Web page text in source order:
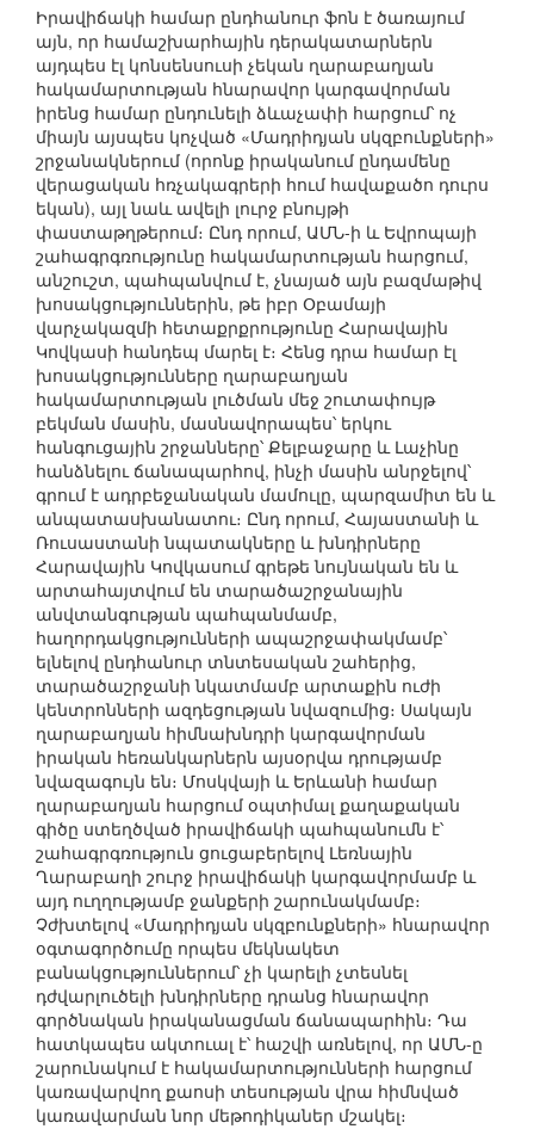
Իրավիճակի համար ընդհանուր ֆոն է ծառայում
այն, որ համաշխարհային դերակատարներն
այդպես էլ կոնսենսուսի չեկան ղարաբաղյան
հակամարտության հնարավոր կարգավորման
իրենց համար ընդունելի ձևաչափի հարցում՝ ոչ
միայն այսպես կոչված «Մադրիդյան սկզբունքների»
շրջանակներում (որոնք իրականում ընդամենը
վերացական հռչակագրերի հում հավաքածո դուրս
եկան), այլ նաև ավելի լուրջ բնույթի
փաստաթղթերում։ Ընդ որում, ԱՄՆ-ի և Եվրոպայի
շահագրգռությունը հակամարտության հարցում,
անշուշտ, պահպանվում է, չնայած այն բազմաթիվ
խոսակցություններին, թե իբր Օբամայի
վարչակազմի հետաքրքրությունը Հարավային
Կովկասի հանդեպ մարել է։ Հենց դրա համար էլ
խոսակցությունները ղարաբաղյան
հակամարտության լուծման մեջ շուտափույթ
բեկման մասին, մասնավորապես՝ երկու
հանգուցային շրջանները՝ Քելբաջարը և Լաչինը
հանձնելու ճանապարհով, ինչի մասին անրջելով՝
գրում է ադրբեջանական մամուլը, պարզամիտ են և
անպատասխանատու։ Ընդ որում, Հայաստանի և
Ռուսաստանի նպատակները և խնդիրները
Հարավային Կովկասում գրեթե նույնական են և
արտահայտվում են տարածաշրջանային
անվտանգության պահպանմամբ,
հաղորդակցությունների ապաշրջափակմամբ՝
ելնելով ընդհանուր տնտեսական շահերից,
տարածաշրջանի նկատմամբ արտաքին ուժի
կենտրոնների ազդեցության նվազումից։ Սակայն
ղարաբաղյան հիմնախնդրի կարգավորման
իրական հեռանկարներն այսօրվա դրությամբ
նվազագույն են։ Մոսկվայի և Երևանի համար
ղարաբաղյան հարցում օպտիմալ քաղաքական
գիծը ստեղծված իրավիճակի պահպանումն է՝
շահագրգռություն ցուցաբերելով Լեռնային
Ղարաբաղի շուրջ իրավիճակի կարգավորմամբ և
այդ ուղղությամբ ջանքերի շարունակմամբ։
Չժխտելով «Մադրիդյան սկզբունքների» հնարավոր
օգտագործումը որպես մեկնակետ
բանակցություններում՝ չի կարելի չտեսնել
դժվարլուծելի խնդիրները դրանց հնարավոր
գործնական իրականացման ճանապարհին։ Դա
հատկապես ակտուալ է՝ հաշվի առնելով, որ ԱՄՆ-ը
շարունակում է հակամարտությունների հարցում
կառավարվող քաոսի տեսության վրա հիմնված
կառավարման նոր մեթոդիկաներ մշակել։